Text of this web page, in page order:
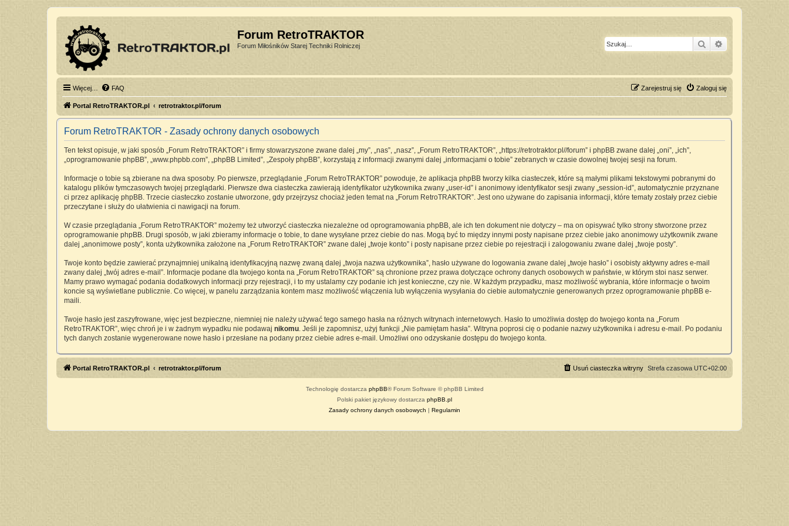
Forum RetroTRAKTOR
Forum Miłośników Starej Techniki Rolniczej Szukaj
Więcej… FAQ Zaloguj się
Zarejestruj się
Portal RetroTRAKTOR.pl retrotraktor.pl/forum
Forum RetroTRAKTOR - Zasady ochrony danych osobowych
Ten tekst opisuje, w jaki sposób „Forum RetroTRAKTOR” i firmy stowarzyszone zwane dalej „my”, „nas”, „nasz”, „Forum RetroTRAKTOR”, „https://retrotraktor.pl//forum” i phpBB zwane dalej „oni”, „ich”,
„oprogramowanie phpBB”, „www.phpbb.com”, „phpBB Limited”, „Zespoły phpBB”, korzystają z informacji zwanymi dalej „informacjami o tobie” zebranych w czasie dowolnej twojej sesji na forum.
Informacje o tobie są zbierane na dwa sposoby. Po pierwsze, przeglądanie „Forum RetroTRAKTOR” powoduje, że aplikacja phpBB tworzy kilka ciasteczek, które są małymi plikami tekstowymi pobranymi do
katalogu plików tymczasowych twojej przeglądarki. Pierwsze dwa ciasteczka zawierają identyfikator użytkownika zwany „user-id” i anonimowy identyfikator sesji zwany „session-id”, automatycznie przyznane
ci przez aplikację phpBB. Trzecie ciasteczko zostanie utworzone, gdy przejrzysz chociaż jeden temat na „Forum RetroTRAKTOR”. Jest ono używane do zapisania informacji, które tematy zostały przez ciebie
przeczytane i służy do ułatwienia ci nawigacji na forum.
W czasie przeglądania „Forum RetroTRAKTOR” możemy też utworzyć ciasteczka niezależne od oprogramowania phpBB, ale ich ten dokument nie dotyczy – ma on opisywać tylko strony stworzone przez
oprogramowanie phpBB. Drugi sposób, w jaki zbieramy informacje o tobie, to dane wysyłane przez ciebie do nas. Mogą być to między innymi posty napisane przez ciebie jako anonimowy użytkownik zwane
dalej „anonimowe posty”, konta użytkownika założone na „Forum RetroTRAKTOR” zwane dalej „twoje konto” i posty napisane przez ciebie po rejestracji i zalogowaniu zwane dalej „twoje posty”.
Twoje konto będzie zawierać przynajmniej unikalną identyfikacyjną nazwę zwaną dalej „twoja nazwa użytkownika”, hasło używane do logowania zwane dalej „twoje hasło” i osobisty aktywny adres e-mail
zwany dalej „twój adres e-mail”. Informacje podane dla twojego konta na „Forum RetroTRAKTOR” są chronione przez prawa dotyczące ochrony danych osobowych w państwie, w którym stoi nasz serwer.
Mamy prawo wymagać podania dodatkowych informacji przy rejestracji, i to my ustalamy czy podanie ich jest konieczne, czy nie. W każdym przypadku, masz możliwość wybrania, które informacje o twoim
koncie są wyświetlane publicznie. Co więcej, w panelu zarządzania kontem masz możliwość włączenia lub wyłączenia wysyłania do ciebie automatycznie generowanych przez oprogramowanie phpBB e-
maili.
Twoje hasło jest zaszyfrowane, więc jest bezpieczne, niemniej nie należy używać tego samego hasła na różnych witrynach internetowych. Hasło to umożliwia dostęp do twojego konta na „Forum
RetroTRAKTOR”, więc chroń je i w żadnym wypadku nie podawaj nikomu. Jeśli je zapomnisz, użyj funkcji „Nie pamiętam hasła”. Witryna poprosi cię o podanie nazwy użytkownika i adresu e-mail. Po podaniu
tych danych zostanie wygenerowane nowe hasło i przesłane na podany przez ciebie adres e-mail. Umożliwi ono odzyskanie dostępu do twojego konta.
Portal RetroTRAKTOR.pl retrotraktor.pl/forum Strefa czasowa UTC+02:00
Usuń ciasteczka witryny
Technologię dostarcza phpBB® Forum Software © phpBB Limited
Polski pakiet językowy dostarcza phpBB.pl
Zasady ochrony danych osobowych | Regulamin